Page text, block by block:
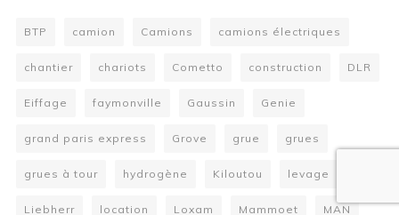
BTP camion Camions camions électriques
chantier chariots Cometto construction DLR
Eiffage faymonville Gaussin Genie
grand paris express Grove grue grues
grues à tour hydrogène Kiloutou levage
Liebherr location Loxam Mammoet MAN